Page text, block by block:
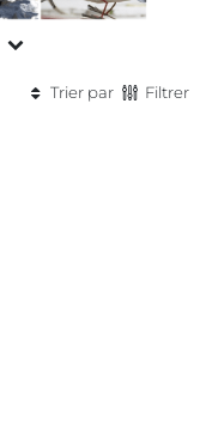
Trier par Filtrer